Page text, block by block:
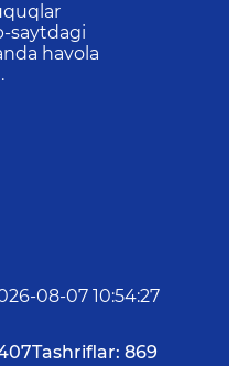
saytdagi
havola
08-07 10:54:27
Tashriflar: 869